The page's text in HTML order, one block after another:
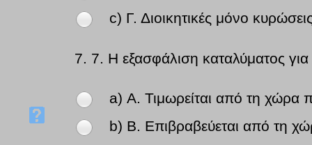
c) Γ. Διοικητικές μόνο
7. 7. Η εξασφάλιση καταλύματος
a) Α. Τιμωρείται από τη χώρα
b) Β. Επιβραβεύεται από τη